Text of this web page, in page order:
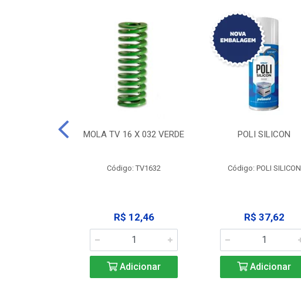
MOLA TV 16 X 032 VERDE
Código: TV1632
R$ 12,46
Adicionar
POLI SILICON
Código: POLI SILICON
R$ 37,62
Adicionar